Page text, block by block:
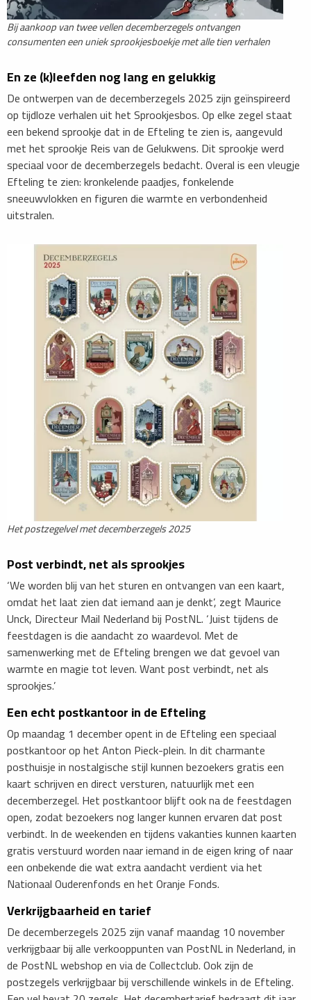
Bij aankoop van twee vellen decemberzegels ontvangen
consumenten een uniek sprookjesboekje met alle tien verhalen
En ze (k)leefden nog lang en gelukkig
De ontwerpen van de decemberzegels 2025 zijn geïnspireerd
op tijdloze verhalen uit het Sprookjesbos. Op elke zegel staat
een bekend sprookje dat in de Efteling te zien is, aangevuld
met het sprookje Reis van de Gelukwens. Dit sprookje werd
speciaal voor de decemberzegels bedacht. Overal is een vleugje
Efteling te zien: kronkelende paadjes, fonkelende
sneeuwvlokken en figuren die warmte en verbondenheid
uitstralen.
Het postzegelvel met decemberzegels 2025
Post verbindt, net als sprookjes
‘We worden blij van het sturen en ontvangen van een kaart,
omdat het laat zien dat iemand aan je denkt’, zegt Maurice
Unck, Directeur Mail Nederland bij PostNL. ‘Juist tijdens de
feestdagen is die aandacht zo waardevol. Met de
samenwerking met de Efteling brengen we dat gevoel van
warmte en magie tot leven. Want post verbindt, net als
sprookjes.’
Een echt postkantoor in de Efteling
Op maandag 1 december opent in de Efteling een speciaal
postkantoor op het Anton Pieck-plein. In dit charmante
posthuisje in nostalgische stijl kunnen bezoekers gratis een
kaart schrijven en direct versturen, natuurlijk met een
decemberzegel. Het postkantoor blijft ook na de feestdagen
open, zodat bezoekers nog langer kunnen ervaren dat post
verbindt. In de weekenden en tijdens vakanties kunnen kaarten
gratis verstuurd worden naar iemand in de eigen kring of naar
een onbekende die wat extra aandacht verdient via het
Nationaal Ouderenfonds en het Oranje Fonds.
Verkrijgbaarheid en tarief
De decemberzegels 2025 zijn vanaf maandag 10 november
verkrijgbaar bij alle verkooppunten van PostNL in Nederland, in
de PostNL webshop en via de Collectclub. Ook zijn de
postzegels verkrijgbaar bij verschillende winkels in de Efteling.